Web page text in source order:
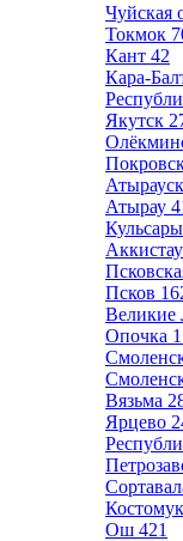
Чуйская
Токмок
Кант 42
Кара-
Якутск
Атырау
Кульсары
Аккистау
Псков
Великие
Опочка
Вязьма
Ярцево
Ош 421